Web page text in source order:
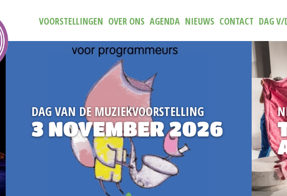
VOORSTELLINGEN OVER ONS AGENDA NIEUWS CONTACT DAG
NIEUW
TRAILER (N)IETS
AAN